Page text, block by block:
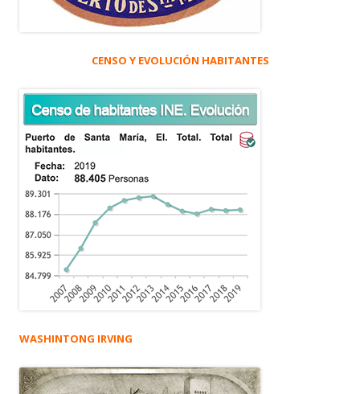
CENSO Y EVOLUCIÓN HABITANTES
WASHINTONG IRVING